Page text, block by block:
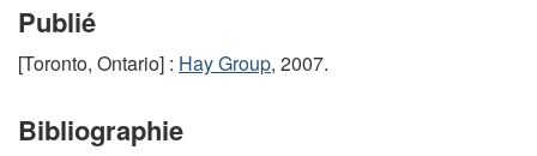
Publié
[Toronto, Ontario] : Hay Group, 2007.
Bibliographie